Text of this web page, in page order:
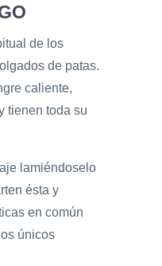
de los
de patas.
caliente,
tienen toda su
lamiéndoselo
ésta y
en común
únicos